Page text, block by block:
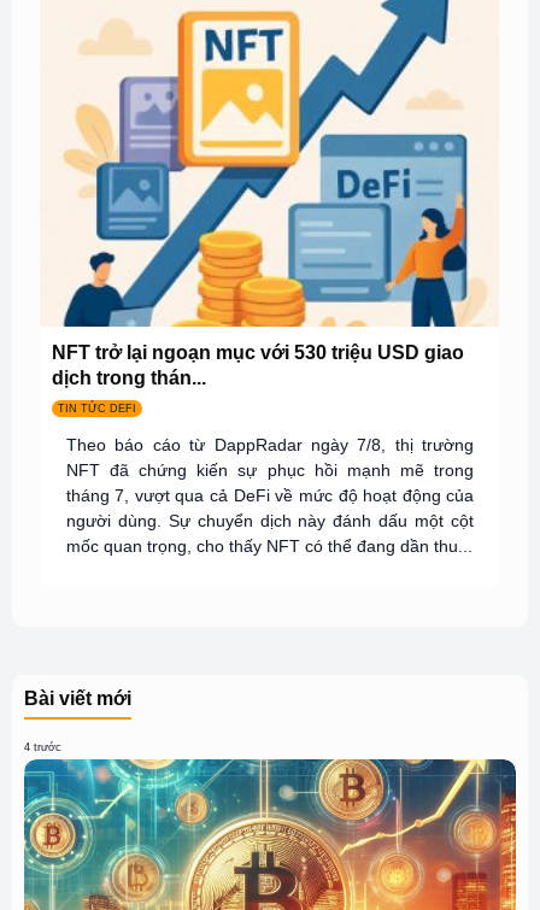
NFT trở lại ngoạn mục với 530 triệu USD giao
dịch trong thán...
TIN TỨC DEFI
Theo báo cáo từ DappRadar ngày 7/8, thị trường
NFT đã chứng kiến sự phục hồi mạnh mẽ trong
tháng 7, vượt qua cả DeFi về mức độ hoạt động của
người dùng. Sự chuyển dịch này đánh dấu một cột
mốc quan trọng, cho thấy NFT có thể đang dần thu...
Bài viết mới
4 trước